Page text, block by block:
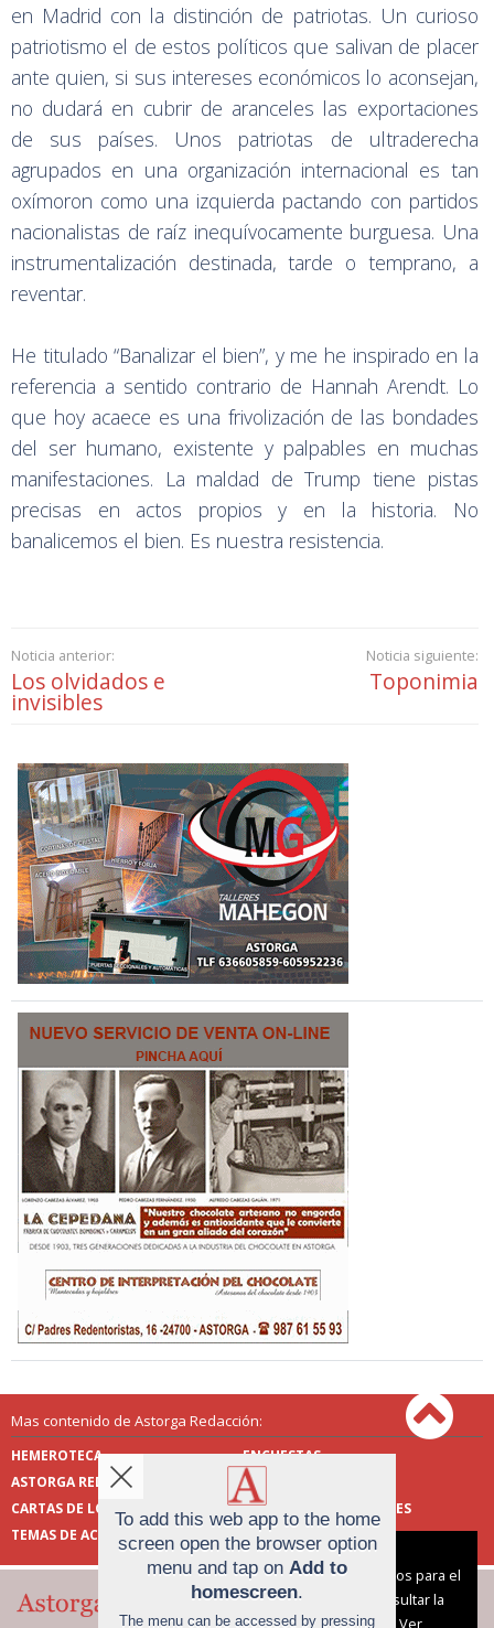
en Madrid con la distinción de patriotas. Un curioso
patriotismo el de estos políticos que salivan de placer
ante quien, si sus intereses económicos lo aconsejan,
no dudará en cubrir de aranceles las exportaciones
de sus países. Unos patriotas de ultraderecha
agrupados en una organización internacional es tan
oxímoron como una izquierda pactando con partidos
nacionalistas de raíz inequívocamente burguesa. Una
instrumentalización destinada, tarde o temprano, a
reventar.
He titulado “Banalizar el bien”, y me he inspirado en la
referencia a sentido contrario de Hannah Arendt. Lo
que hoy acaece es una frivolización de las bondades
del ser humano, existente y palpables en muchas
manifestaciones. La maldad de Trump tiene pistas
precisas en actos propios y en la historia. No
banalicemos el bien. Es nuestra resistencia.
Noticia anterior:
Los olvidados e
invisibles
Noticia siguiente:
Toponimia
Mas contenido de Astorga Redacción:
HEMEROTECA
ENCUESTAS
ASTORGA REDACCIÓN
PUBLICIDAD
CARTAS DE LOS LECTORES
FOTOS DE LOS LECTORES
TEMAS DE ACTUALIDAD
Aviso sobre el Uso de cookies:
Utilizamos cookies nuestras y de terceros para el
funcionamiento del digital. Puedes consultar la
lista de cookies y como desconectarlas.
Ver
To add this web app to the home
screen open the browser option
menu and tap on Add to
homescreen.
The menu can be accessed by pressing